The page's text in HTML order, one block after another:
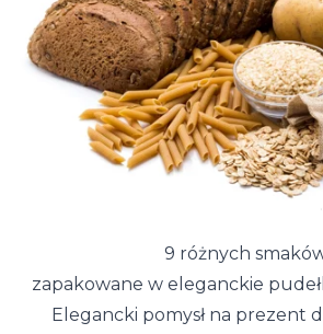
9 różnych
zapakowane w eleganckie
Elegancki pomysł na prezent